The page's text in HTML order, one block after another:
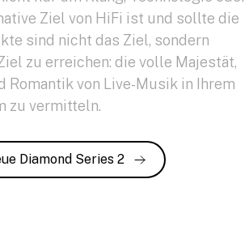
Ziel von HiFi ist und sollte die
sind nicht das Ziel, sondern
zu erreichen: die volle Majestät,
Romantik von Live-Musik in Ihrem
zu vermitteln.
Diamond Series 2